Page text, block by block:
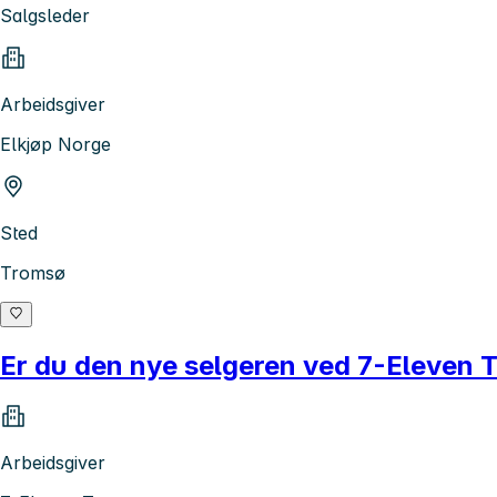
Salgsleder
Arbeidsgiver
Elkjøp Norge
Sted
Tromsø
Er du den nye selgeren ved 7-Eleven
Arbeidsgiver